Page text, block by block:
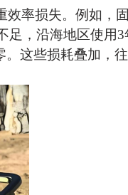
率损失。例如，
足，沿海地区使用
这些损耗叠加，